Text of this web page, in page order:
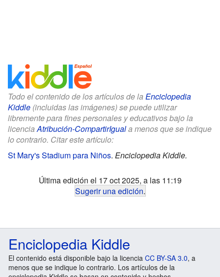
Todo el contenido de los artículos de la Enciclopedia
Kiddle (incluidas las imágenes) se puede utilizar
libremente para fines personales y educativos bajo la
licenciaAtribución-CompartirIguala menos que se indique
lo contrario. Citar este artículo:
St Mary's Stadium para Niños. Enciclopedia Kiddle.
Última edición el 17 oct 2025, a las 11:19
Sugerir una edición.
Enciclopedia Kiddle
El contenido está disponible bajo la licencia CC BY-SA 3.0, a
menos que se indique lo contrario. Los artículos de la